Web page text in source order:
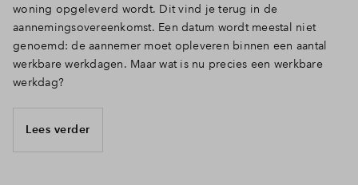
woning opgeleverd wordt. Dit vind je terug in de
aannemingsovereenkomst. Een datum wordt meestal niet
genoemd: de aannemer moet opleveren binnen een aantal
werkbare werkdagen. Maar wat is nu precies een werkbare
werkdag?
Lees verder